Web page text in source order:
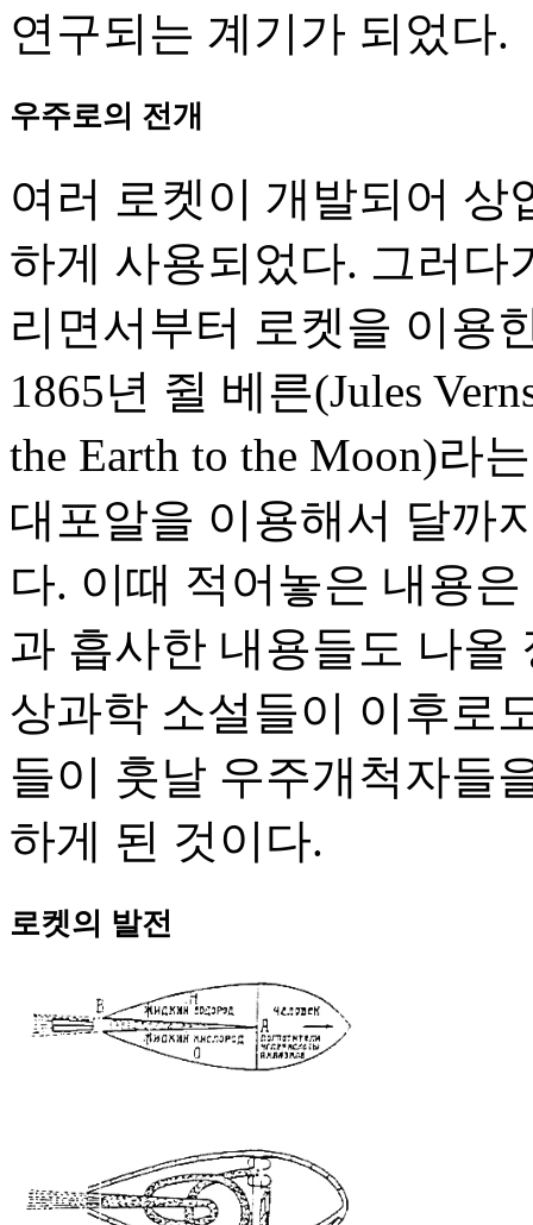
연구되는 계기가 되었다.
우주로의 전개
여러 로켓이 개발되어
하게 사용되었다. 그러다
리면서부터 로켓을 이용
1865년 쥘 베른(Jules
the Earth to the Moon)라
대포알을 이용해서 달까
다. 이때 적어놓은 내용
과 흡사한 내용들도 나올
상과학 소설들이 이후로
들이 훗날 우주개척자들
하게 된 것이다.
로켓의 발전